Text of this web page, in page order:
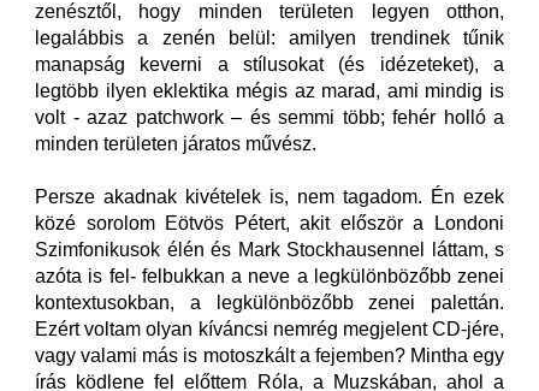
zenésztől, hogy minden területen legyen otthon,
legalábbis a zenén belül: amilyen trendinek tűnik
manapság keverni a stílusokat (és idézeteket), a
legtöbb ilyen eklektika mégis az marad, ami mindig is
volt - azaz patchwork – és semmi több; fehér holló a
minden területen járatos művész.
Persze akadnak kivételek is, nem tagadom. Én ezek
közé sorolom Eötvös Pétert, akit először a Londoni
Szimfonikusok élén és Mark Stockhausennel láttam, s
azóta is fel- felbukkan a neve a legkülönbözőbb zenei
kontextusokban, a legkülönbözőbb zenei palettán.
Ezért voltam olyan kíváncsi nemrég megjelent CD-jére,
vagy valami más is motoszkált a fejemben? Mintha egy
írás ködlene fel előttem Róla, a Muzskában, ahol a